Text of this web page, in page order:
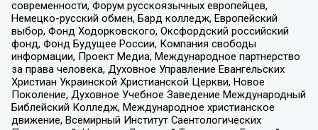
современности, Форум русскоязычных европейцев,
Немецко-русский обмен, Бард колледж, Европейский
выбор, Фонд Ходорковского, Оксфордский российский
фонд, Фонд Будущее России, Компания свободы
информации, Проект Медиа, Международное партнерство
за права человека, Духовное Управление Евангельских
Христиан Украинской Христианской Церкви, Новое
Поколение, Духовное Учебное Заведение Международный
Библейский Колледж, Международное христианское
движение, Всемирный Институт Саентологических